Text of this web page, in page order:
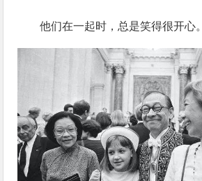
他们在一起时，总是笑得很开心。